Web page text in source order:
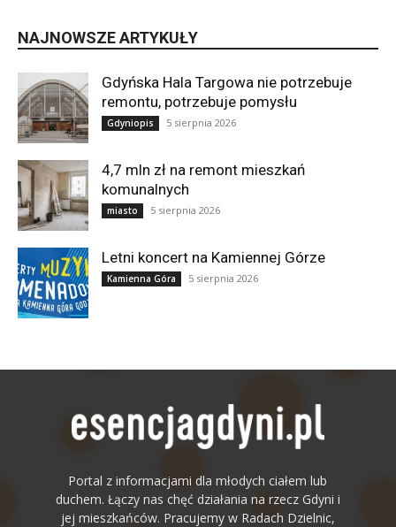
NAJNOWSZE ARTYKUŁY
Gdyńska Hala Targowa nie potrzebuje
remontu, potrzebuje pomysłu
Gdyniopis 5 sierpnia 2026
4,7 mln zł na remont mieszkań
komunalnych
miasto 5 sierpnia 2026
Letni koncert na Kamiennej Górze
Kamienna Góra 5 sierpnia 2026
Portal z informacjami dla młodych ciałem lub
duchem. Łączy nas chęć działania na rzecz Gdyni i
jej mieszkańców. Pracujemy w Radach Dzielnic,